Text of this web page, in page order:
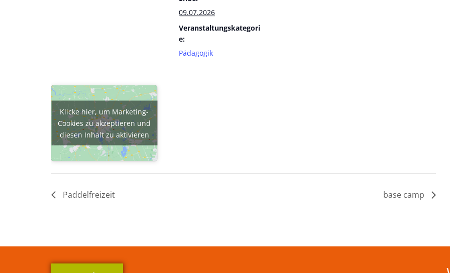
09.07.2026
Veranstaltungskategori
e:
Pädagogik
Klicke hier, um Marketing-
Cookies zu akzeptieren und
diesen Inhalt zu aktivieren
Paddelfreizeit base camp